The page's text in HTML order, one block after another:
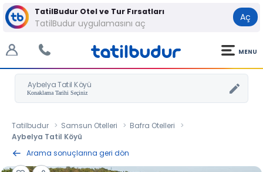
TatilBudur Otel ve Tur Fırsatları
TatilBudur uygulamasını aç
Aç
MENU
Aybelya Tatil Köyü
Tatilbudur Samsun Otelleri
Bafra Otelleri
Aybelya Tatil Köyü
Arama sonuçlarına geri dön